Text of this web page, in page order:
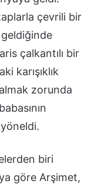
çevrili bir
çalkantılı bir
karışıklık
zorunda
biri
göre Arşimet,